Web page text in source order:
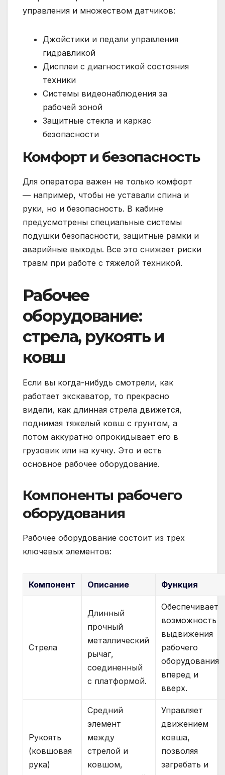
управления и множеством датчиков:
Джойстики и педали управления
гидравликой
Дисплеи с диагностикой состояния
техники
Системы видеонаблюдения за
рабочей зоной
Защитные стекла и каркас
безопасности
Комфорт и безопасность
Для оператора важен не только комфорт
— например, чтобы не уставали спина и
руки, но и безопасность. В кабине
предусмотрены специальные системы
подушки безопасности, защитные рамки и
аварийные выходы. Все это снижает риски
травм при работе с тяжелой техникой.
Рабочее
оборудование:
стрела, рукоять и
ковш
Если вы когда-нибудь смотрели, как
работает экскаватор, то прекрасно
видели, как длинная стрела движется,
поднимая тяжелый ковш с грунтом, а
потом аккуратно опрокидывает его в
грузовик или на кучку. Это и есть
основное рабочее оборудование.
Компоненты рабочего
оборудования
Рабочее оборудование состоит из трех
ключевых элементов:
Компонент Описание Функция
Стрела
Длинный
прочный
металлический
рычаг,
соединенный
с платформой.
Обеспечивает
возможность
выдвижения
рабочего
оборудования
вперед и
вверх.
Рукоять
(ковшовая
рука)
Средний
элемент
между
стрелой и
ковшом,
Управляет
движением
ковша,
позволяя
загребать и